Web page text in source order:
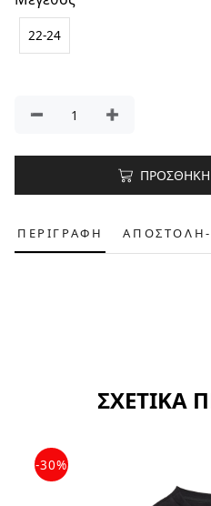
22-24
ΠΕΡΙΓΡΑΦΗ
ΣΧΕΤΙΚΑ
-30%